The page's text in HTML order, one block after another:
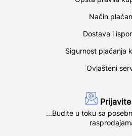
Način
Dostava i
Sigurnost plaćanja
Ovlašteni
...Budite u toku sa